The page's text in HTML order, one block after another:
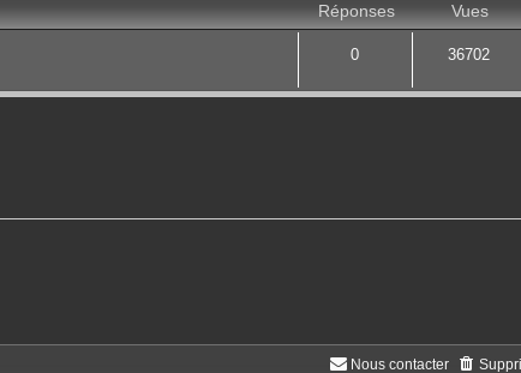
Réponses Vues
0 36702
Nous contacter